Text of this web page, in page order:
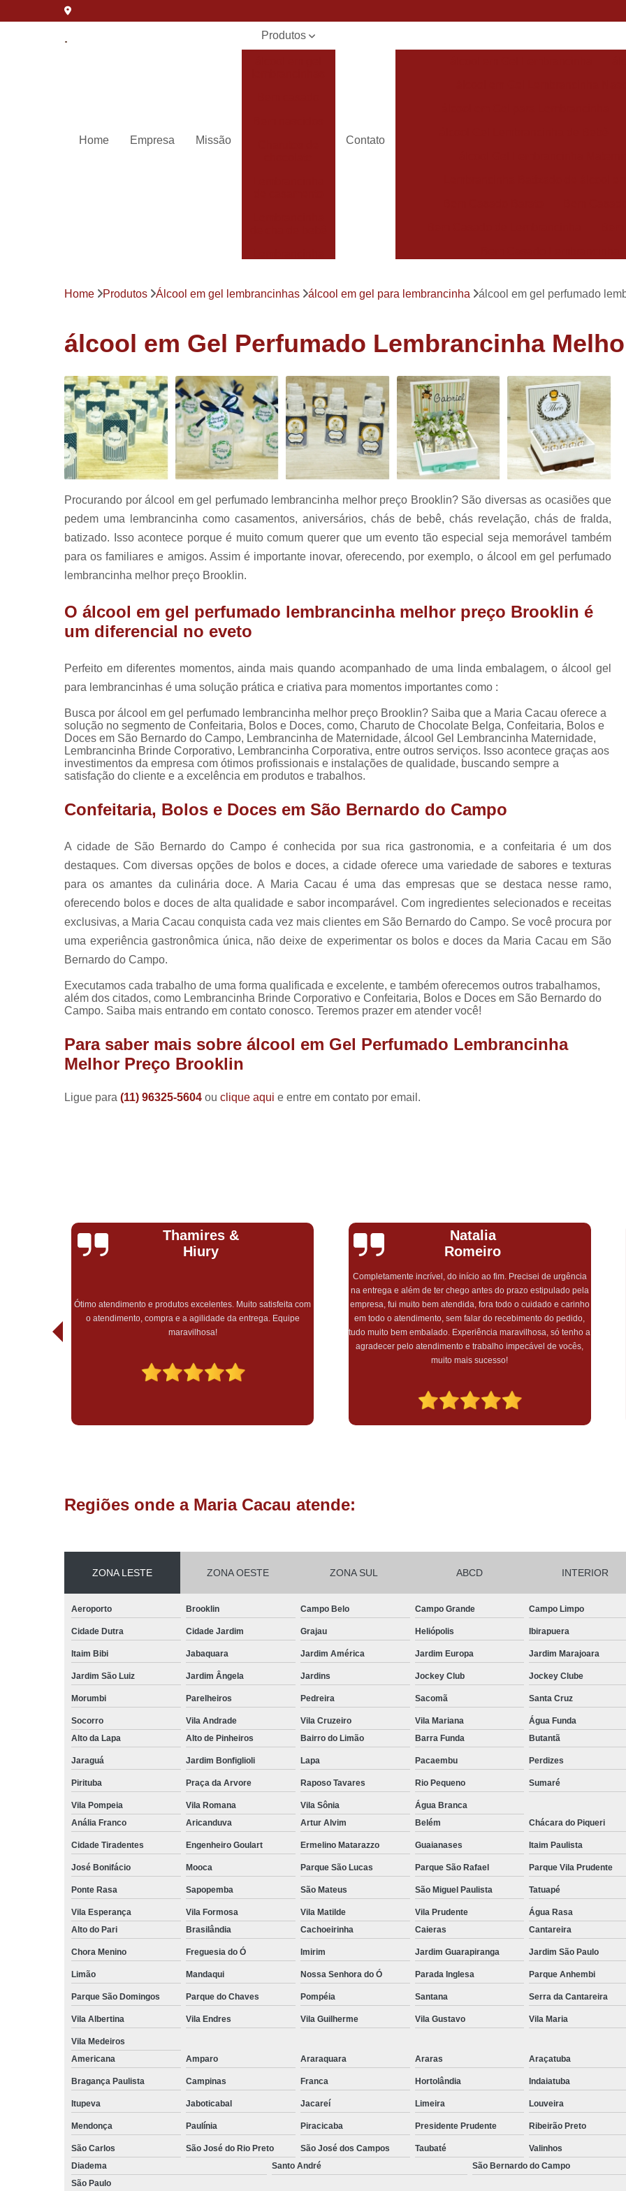
Home Empresa Missão
Produtos
Lembrancinhas
de aniversário
Lembrancinhas
de batizados
Panetone
trufado
Pirulitos de
chocolate
Contato
Lembrancinha de Bem Casado
Bem
Bem Nascidos Maternidade
Bem
Bem Nascidos para Festa
Charuto de Chocolate Batizado
Charuto de Chocolate Chá de Bebê
Charuto de Chocolate
Charuto de Chocolate Maternidade
Charuto de Chocolate para Nascimento
Charuto de Chocolate Recheado
Lembrancinhas de Casamento Baratas
Lembrancinhas de
Lembrança Chá de Bebê
Lembrancinha Cha de Bebê Menina
Lembrancinhas de Cha de Bebê Menino
Lembrancinhas para Cha de Bebê
Lembrancinha de
Lembrancinha de Maternidade Comestível
Lembrancinha de Maternidade Luxo
Lembrancinha de Maternidade Menino
Lembrancinha de
Lembrancinha de Maternidade Recém
Lembrancinha de Aniversário Menina
Lembrancinha de Aniversário
Lembrancinhas de Aniversário de 1 Ano
Lembrancinhas de Festa Infantil
Lembrancinhas para Festa
Lembrança Batizado Padrinhos
Lembrancinha de Batizado Menina
Pirulito de Chocolate Chá de
Pirulito de Chocolate Lembrança
Pirulito de Chocolate Lembrancinha de
Pirulito de Chocolate no Palito
Pirulito de
Home Produtos Álcool em gel lembrancinhas álcool em gel para lembrancinha álcool em gel perfumado
álcool em Gel Perfumado Lembrancinha
Procurando por álcool em gel perfumado lembrancinha melhor preço Brooklin? São diversas as ocasiões que
pedem uma lembrancinha como casamentos, aniversários, chás de bebê, chás revelação, chás de fralda,
batizado. Isso acontece porque é muito comum querer que um evento tão especial seja memorável também
para os familiares e amigos. Assim é importante inovar, oferecendo, por exemplo, o álcool em gel perfumado
lembrancinha melhor preço Brooklin.
O álcool em gel perfumado lembrancinha melhor preço Brooklin é
um diferencial no eveto
Perfeito em diferentes momentos, ainda mais quando acompanhado de uma linda embalagem, o álcool gel
para lembrancinhas é uma solução prática e criativa para momentos importantes como :
Busca por álcool em gel perfumado lembrancinha melhor preço Brooklin? Saiba que a Maria Cacau oferece a
solução no segmento de Confeitaria, Bolos e Doces, como, Charuto de Chocolate Belga, Confeitaria, Bolos e
Doces em São Bernardo do Campo, Lembrancinha de Maternidade, álcool Gel Lembrancinha Maternidade,
Lembrancinha Brinde Corporativo, Lembrancinha Corporativa, entre outros serviços. Isso acontece graças aos
investimentos da empresa com ótimos profissionais e instalações de qualidade, buscando sempre a
satisfação do cliente e a excelência em produtos e trabalhos.
Confeitaria, Bolos e Doces em São Bernardo do Campo
A cidade de São Bernardo do Campo é conhecida por sua rica gastronomia, e a confeitaria é um dos
destaques. Com diversas opções de bolos e doces, a cidade oferece uma variedade de sabores e texturas
para os amantes da culinária doce. A Maria Cacau é uma das empresas que se destaca nesse ramo,
oferecendo bolos e doces de alta qualidade e sabor incomparável. Com ingredientes selecionados e receitas
exclusivas, a Maria Cacau conquista cada vez mais clientes em São Bernardo do Campo. Se você procura por
uma experiência gastronômica única, não deixe de experimentar os bolos e doces da Maria Cacau em São
Bernardo do Campo.
Executamos cada trabalho de uma forma qualificada e excelente, e também oferecemos outros trabalhamos,
além dos citados, como Lembrancinha Brinde Corporativo e Confeitaria, Bolos e Doces em São Bernardo do
Campo. Saiba mais entrando em contato conosco. Teremos prazer em atender você!
Para saber mais sobre álcool em Gel Perfumado Lembrancinha
Melhor Preço Brooklin
Ligue para (11) 96325-5604 ou clique aqui e entre em contato por email.
Natalia
Romeiro
empresa, fui muito bem atendida, fora todo o cuidado e carinho
em todo o atendimento, sem falar do recebimento do pedido,
tudo muito bem embalado. Experiência maravilhosa, só tenho a
muito mais sucesso!
Monique
Araújo
Gostaria de agradecer pelo excelente atendimento, rapidez e
capricho! Encomendei minha lembrança maternidade e
simplesmente amei o quão linda e delicada ficou! Muito
obrigada por essa sensibilidade e pelo lindo trabalho! Com ctz
farei outras encomendas
Regiões onde a Maria Cacau atende:
ZONA LESTE ZONA OESTE ZONA SUL ABCD INTERIOR
Aeroporto Brooklin Campo Belo Campo Grande Campo Limpo
Cidade Dutra Cidade Jardim Grajau Heliópolis Ibirapuera
Itaim Bibi Jabaquara Jardim América Jardim Europa Jardim Marajoara
Jardim São Luiz Jardim Ângela Jardins Jockey Club Jockey Clube
Morumbi Parelheiros Pedreira Sacomã Santa Cruz
Socorro Vila Andrade Vila Cruzeiro Vila Mariana
Água Funda
Alto da Lapa
Alto de Pinheiros Bairro do Limão Barra Funda Butantã
Jaraguá Jardim Bonfiglioli Lapa Pacaembu Perdizes
Pirituba Praça da Arvore Raposo Tavares Rio Pequeno Sumaré
Vila Pompeia Vila Romana Vila Sônia
Água Branca
Anália Franco
Aricanduva Artur Alvim Belém Chácara do Piqueri
Cidade Tiradentes Engenheiro Goulart Ermelino Matarazzo Guaianases Itaim Paulista
José Bonifácio Mooca Parque São Lucas Parque São Rafael Parque Vila Prudente
Ponte Rasa Sapopemba São Mateus São Miguel Paulista Tatuapé
Vila Esperança Vila Formosa Vila Matilde Vila Prudente
Água Rasa
Alto do Pari
Brasilândia Cachoeirinha Caieras Cantareira
Chora Menino Freguesia do Ó Imirim Jardim Guarapiranga Jardim São Paulo
Limão Mandaqui Nossa Senhora do Ó Parada Inglesa Parque Anhembi
Parque São Domingos Parque do Chaves Pompéia Santana Serra da Cantareira
Vila Albertina Vila Endres Vila Guilherme Vila Gustavo Vila Maria
Vila Medeiros
Americana
Amparo Araraquara Araras Araçatuba
Bragança Paulista Campinas Franca Hortolândia Indaiatuba
Itupeva Jaboticabal Jacareí Limeira Louveira
Mendonça Paulínia Piracicaba Presidente Prudente Ribeirão Preto
São Carlos São José do Rio Preto São José dos Campos Taubaté Valinhos
Diadema
Santo André São Bernardo do Campo
São Paulo